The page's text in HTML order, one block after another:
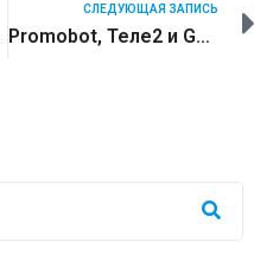
СЛЕДУЮЩАЯ ЗАПИСЬ
Promobot, Теле2 и GoldenSIM создали первого робота для продажи SIM-карт